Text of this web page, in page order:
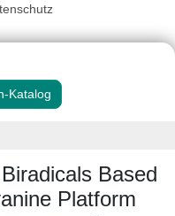
Katalog
Based
Platform